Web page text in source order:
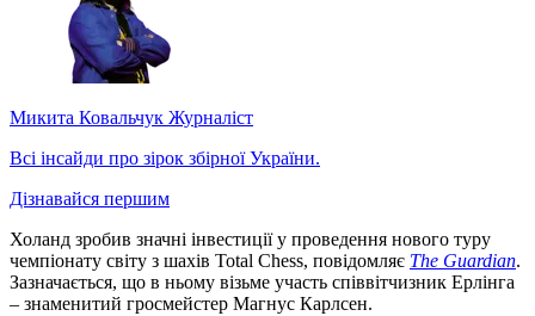
Микита Ковальчук Журналіст
Всі інсайди про зірок збірної України.
Дізнавайся першим
Холанд зробив значні інвестиції у проведення нового туру
чемпіонату світу з шахів Total Chess, повідомляє The Guardian.
Зазначається, що в ньому візьме участь співвітчизник Ерлінга
– знаменитий гросмейстер Магнус Карлсен.